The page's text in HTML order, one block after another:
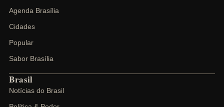
Agenda Brasília
Cidades
Popular
Sabor Brasília
Brasil
Notícias do Brasil